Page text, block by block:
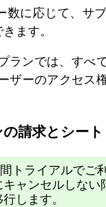
数に応じて、サ
ます。
ランでは、すべ
ザーのアクセス
請求とシート
トライアルでご
キャンセルしな
します。